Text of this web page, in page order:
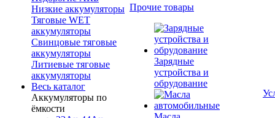
Низкие аккумуляторы
Тяговые WET
аккумуляторы
Свинцовые тяговые
аккумуляторы
Литиевые тяговые
аккумуляторы
Весь каталог
Аккумуляторы по
ёмкости
Прочие товары
Зарядные
устройства и
обрудование